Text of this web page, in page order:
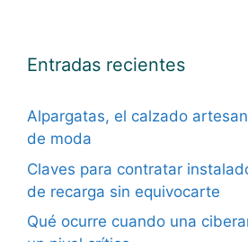
Entradas recientes
Alpargatas, el calzado
de moda
Claves para contratar
de recarga sin equivocarte
Qué ocurre cuando una